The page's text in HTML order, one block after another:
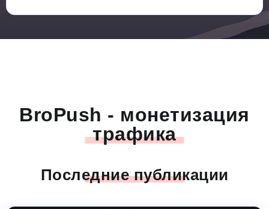
BroPush - монетизация
трафика
Последние публикации